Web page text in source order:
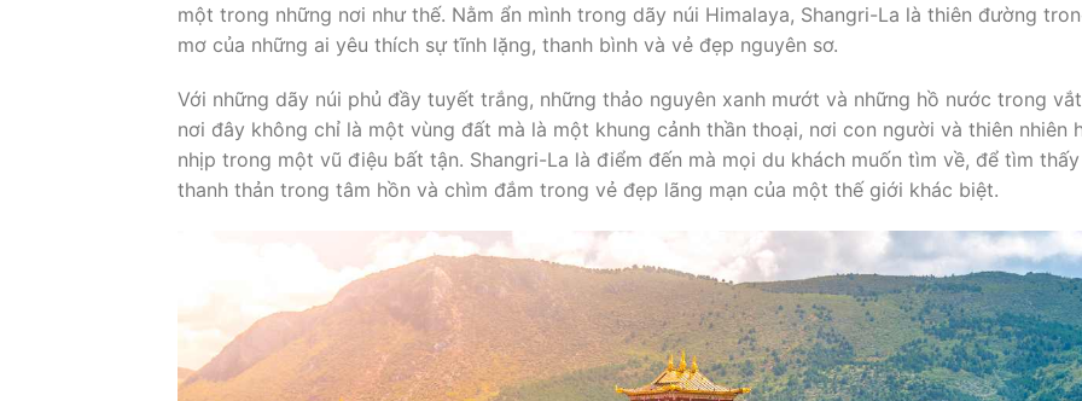
một trong những nơi như thế. Nằm ẩn mình trong dãy núi Himalaya, Shangri-La là thiên đường
mơ của những ai yêu thích sự tĩnh lặng, thanh bình và vẻ đẹp nguyên sơ.
Với những dãy núi phủ đầy tuyết trắng, những thảo nguyên xanh mướt và những hồ nước trong
nơi đây không chỉ là một vùng đất mà là một khung cảnh thần thoại, nơi con người và thiên nhiên
nhịp trong một vũ điệu bất tận. Shangri-La là điểm đến mà mọi du khách muốn tìm về, để tìm
thanh thản trong tâm hồn và chìm đắm trong vẻ đẹp lãng mạn của một thế giới khác biệt.